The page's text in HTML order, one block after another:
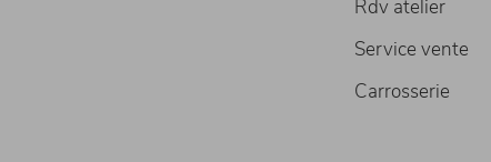
Rdv atelier
Service vente
Carrosserie